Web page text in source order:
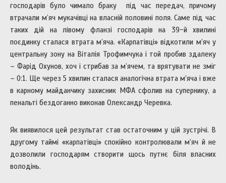
господарів було чимало браку під час передач, причому
втрачали м’яч мукачівці на власній половині поля. Саме під час
таких дій на лівому фланзі господарів на 39-й хвилині
поєдинку сталася втрата м’яча. «Карпатівці» відкотили м’яч у
центральну зону на Віталія Трофимчука і той пробив здалеку
– Фарід Охунов, хоч і стрибав за м’ячем, та врятувати не зміг
– 0:1. Ще через 5 хвилин сталася аналогічна втрата м’яча і вже
в карному майданчику захисник МФА сфолив на супернику, а
пенальті бездоганно виконав Олександр Черевка.
Як виявилося цей результат став остаточним у цій зустрічі. В
другому таймі «карпатівці» спокійно контролювали м’яч й не
дозволили господарям створити щось путнє біля власних
володінь.